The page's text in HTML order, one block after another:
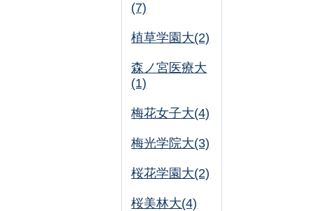
(7)
植草学園大(2)
森ノ宮医療大
(1)
梅花女子大(4)
梅光学院大(3)
桜花学園大(2)
桜美林大(4)